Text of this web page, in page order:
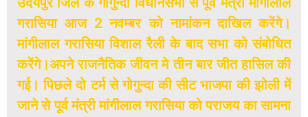
गरासिया आज 2 नवम्बर को नामांकन दाखिल करेंगे।
मांगीलाल गरासिया विशाल रैली के बाद सभा को संबोधित
करेंगे।अपने राजनैतिक जीवन मे तीन बार जीत हासिल की
गई। पिछले दो टर्म से गोगुन्दा की सीट भाजपा की झोली में
जाने से पूर्व मंत्री मांगीलाल गरासिया को पराजय का सामना